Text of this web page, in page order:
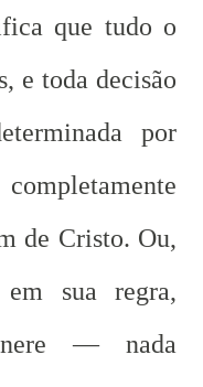
que tudo o
e toda decisão
por
de Cristo. Ou,
sua regra,
— nada